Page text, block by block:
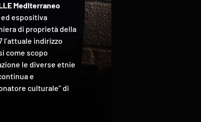
Mediterraneo
espositiva
di proprietà della
l’attuale indirizzo
come scopo
le diverse etnie
e
culturale” di